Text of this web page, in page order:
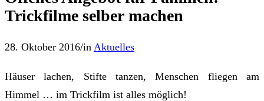
Trickfilme selber machen
28. Oktober 2016/in Aktuelles
Häuser lachen, Stifte tanzen, Menschen fliegen am
Himmel … im Trickfilm ist alles möglich!